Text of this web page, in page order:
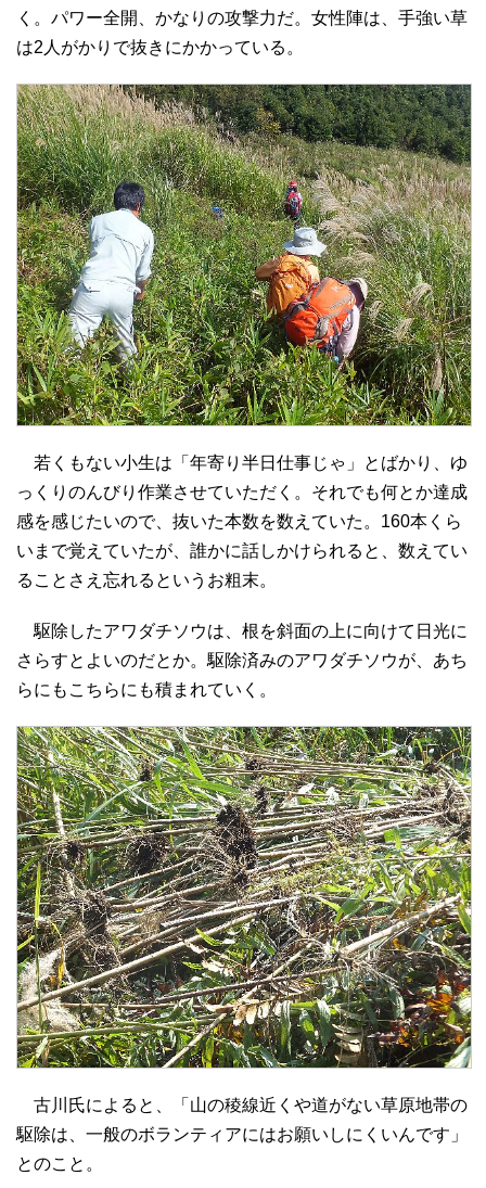
く。パワー全開、かなりの攻撃力だ。女性陣は、手強い草
は2人がかりで抜きにかかっている。
若くもない小生は「年寄り半日仕事じゃ」とばかり、ゆ
っくりのんびり作業させていただく。それでも何とか達成
感を感じたいので、抜いた本数を数えていた。160本くら
いまで覚えていたが、誰かに話しかけられると、数えてい
ることさえ忘れるというお粗末。
駆除したアワダチソウは、根を斜面の上に向けて日光に
さらすとよいのだとか。駆除済みのアワダチソウが、あち
らにもこちらにも積まれていく。
古川氏によると、「山の稜線近くや道がない草原地帯の
駆除は、一般のボランティアにはお願いしにくいんです」
とのこと。